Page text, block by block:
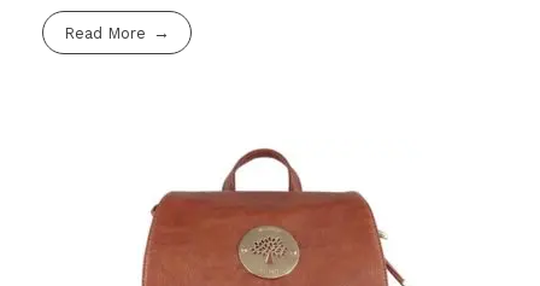
Read More